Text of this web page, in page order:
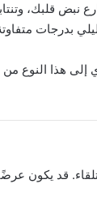
نبض قلبك،
بدرجات
هذا النوع
قد يكون